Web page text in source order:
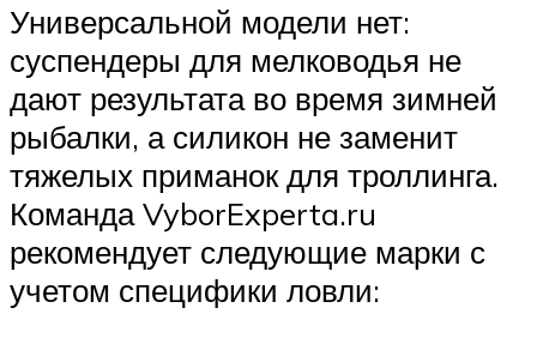
Универсальной модели нет:
суспендеры для мелководья не
дают результата во время зимней
рыбалки, а силикон не заменит
тяжелых приманок для троллинга.
Команда VyborExperta.ru
рекомендует следующие марки с
учетом специфики ловли: